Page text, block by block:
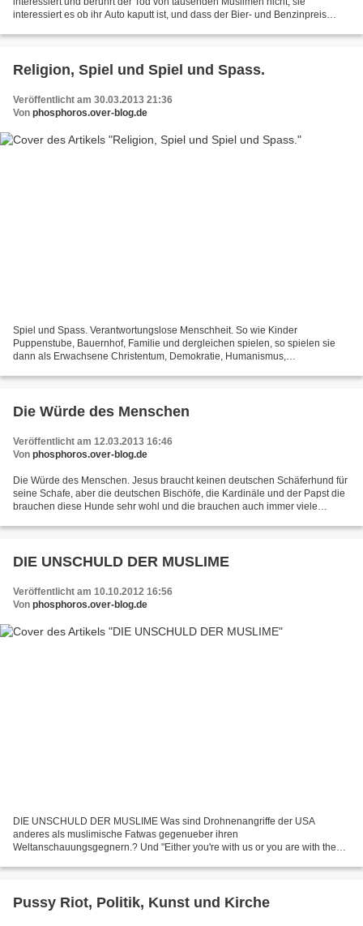
interessiert es ob ihr Auto kaputt ist, und dass der Bier- und Benzinpreis
Religion, Spiel und Spiel und Spass.
Veröffentlicht am 30.03.2013 21:36
Von phosphoros.over-blog.de
Spiel und Spass. Verantwortungslose Menschheit. So wie Kinder
Puppenstube, Bauernhof, Familie und dergleichen spielen, so spielen sie
dann als Erwachsene Christentum, Demokratie, Humanismus,
Die Würde des Menschen
Veröffentlicht am 12.03.2013 16:46
Von phosphoros.over-blog.de
Die Würde des Menschen. Jesus braucht keinen deutschen Schäferhund für
seine Schafe, aber die deutschen Bischöfe, die Kardinäle und der Papst die
brauchen diese Hunde sehr wohl und die brauchen auch immer viele
DIE UNSCHULD DER MUSLIME
Veröffentlicht am 10.10.2012 16:56
Von phosphoros.over-blog.de
DIE UNSCHULD DER MUSLIME Was sind Drohnenangriffe der USA
anderes als muslimische Fatwas gegenueber ihren
Weltanschauungsgegnern.? Und "Either you're with us or you are with the
Durchsetzung...
Pussy Riot, Politik, Kunst und Kirche